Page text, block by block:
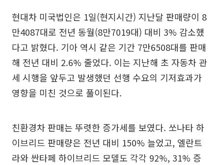
현대차 미국법인은 1일(현지시간) 지난달 판매량이 8
만4087대로 전년 동월(8만7019대) 대비 3% 감소했
다고 밝혔다. 기아 역시 같은 기간 7만6508대를 판매
해 전년 대비 2.6% 줄었다. 이는 지난해 초 자동차 관
세 시행을 앞두고 발생했던 선행 수요의 기저효과가
영향을 미친 것으로 풀이된다.
친환경차 판매는 뚜렷한 증가세를 보였다. 쏘나타 하
이브리드 판매량은 전년 대비 150% 늘었고, 엘란트
라와 싼타페 하이브리드 모델도 각각 92%, 31% 증